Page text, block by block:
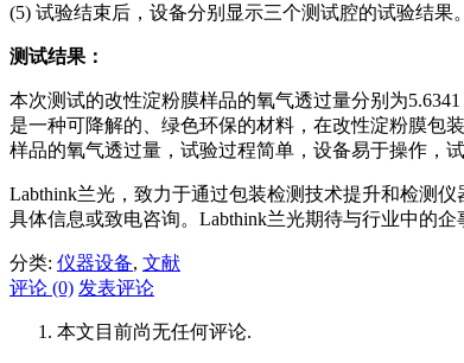
(5) 试验结束后，设备分别显示三个测试腔的试验结果。
测试结果：
本次测试的改性淀粉膜样品的氧气透过量分别为5.6341
是一种可降解的、绿色环保的材料，在改性淀粉膜包
样品的氧气透过量，试验过程简单，设备易于操作，
Labthink兰光，致力于通过包装检测技术提升和检测
具体信息或致电咨询。Labthink兰光期待与行业中的企
分类: 仪器设备, 文献
评论 (0) 发表评论
本文目前尚无任何评论.